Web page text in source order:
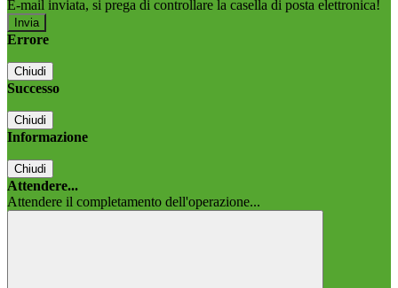
E-mail inviata, si prega di controllare la casella di posta elettronica!
Errore
Chiudi
Successo
Chiudi
Informazione
Chiudi
Attendere...
Attendere il completamento dell'operazione...